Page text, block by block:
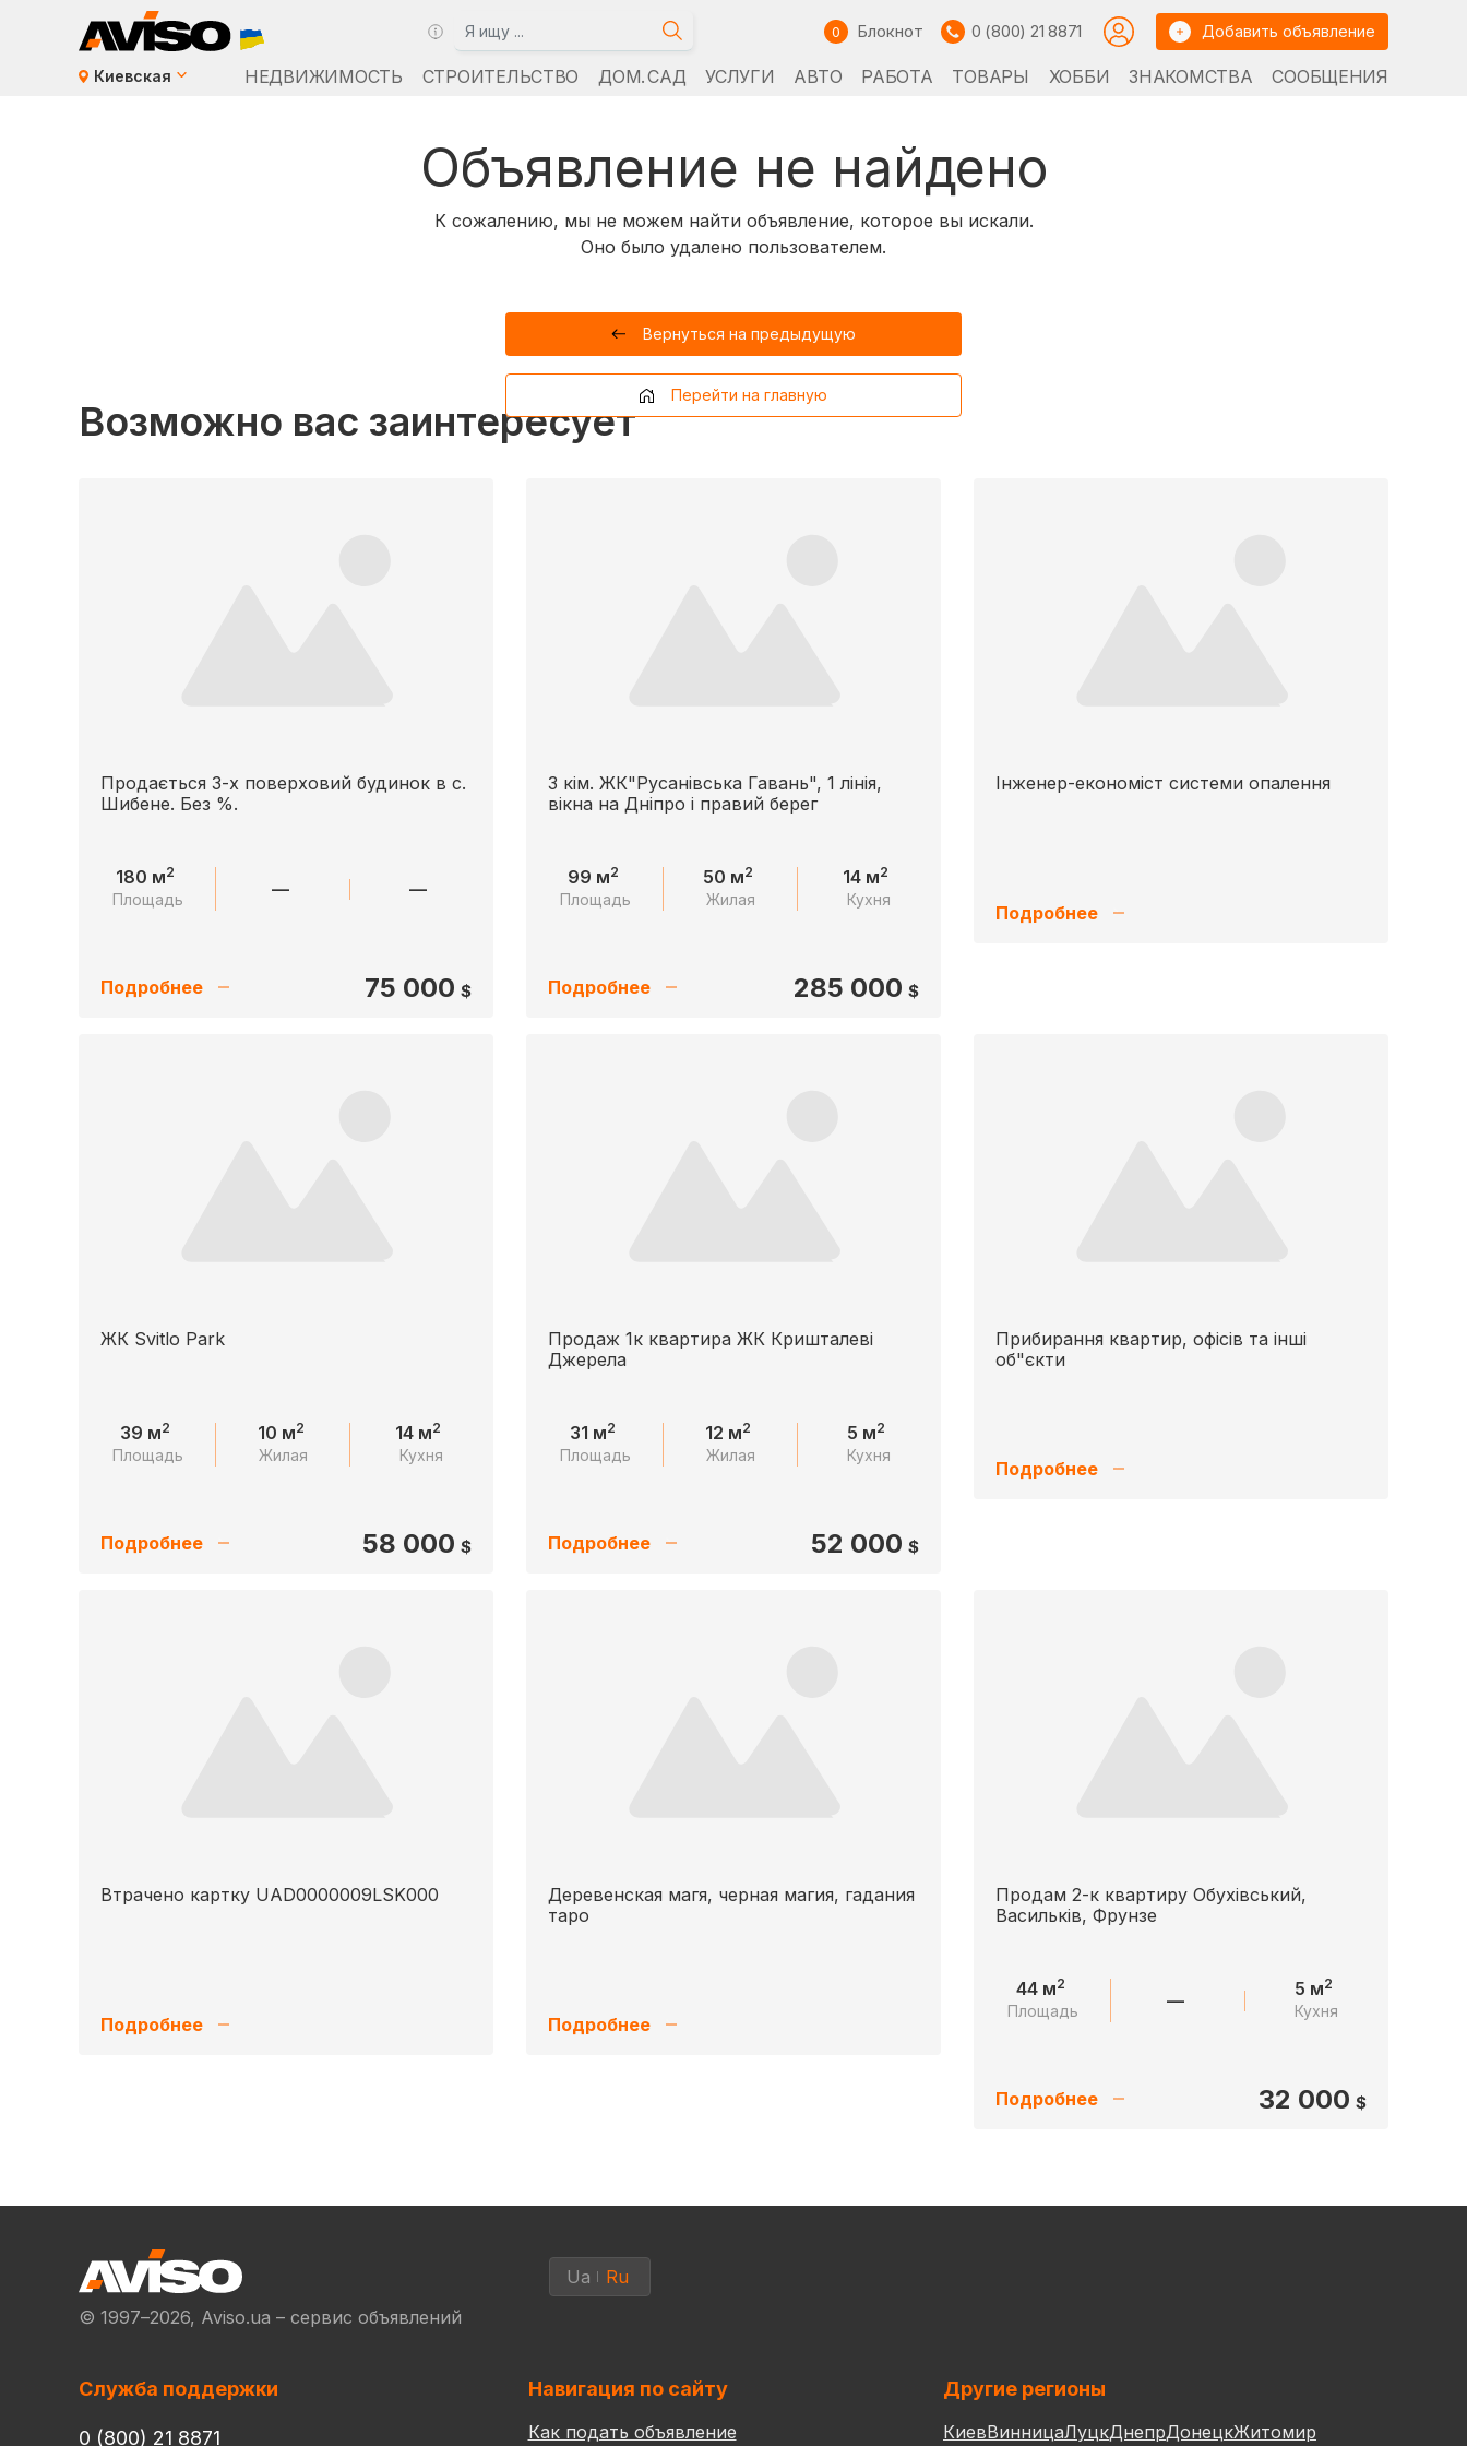
0 Блокнот 0 (800) 21 8871 Добавить объявление
Киевская НЕДВИЖИМОСТЬ СТРОИТЕЛЬСТВО ДОМ. САД УСЛУГИ АВТО РАБОТА ТОВАРЫ ХОББИ ЗНАКОМСТВА СООБЩЕНИЯ
Объявление не найдено
К сожалению, мы не можем найти объявление, которое вы искали.
Оно было удалено пользователем.
Вернуться на предыдущую
Перейти на главную
Возможно вас заинтересует
Продається 3-х поверховий будинок в с.
Шибене. Без %.
180 м2
Площадь — —
Подробнее 75 000 $
3 кім. ЖК"Русанівська Гавань", 1 лінія,
вікна на Дніпро і правий берег
99 м2
Площадь
50 м2
Жилая
14 м2
Кухня
Подробнее 285 000 $
Інженер-економіст системи опалення
Подробнее
ЖК Svitlo Park
39 м2
Площадь
10 м2
Жилая
14 м2
Кухня
Подробнее 58 000 $
Продаж 1к квартира ЖК Кришталеві
Джерела
31 м2
Площадь
12 м2
Жилая
5 м2
Кухня
Подробнее 52 000 $
Прибирання квартир, офісів та інші
об"єкти
Подробнее
Втрачено картку UAD0000009LSK000
Подробнее
Деревенская магя, черная магия, гадания
таро
Подробнее
Продам 2-к квартиру Обухівський,
Васильків, Фрунзе
44 м2
Площадь —
5 м2
Кухня
Подробнее 32 000 $
© 1997–2026, Aviso.ua – сервис объявлений
Ua Ru
Служба поддержки
0 (800) 21 8871
Навигация по сайту
Как подать объявление
Другие регионы
КиевВинницаЛуцкДнепрДонецкЖитомир